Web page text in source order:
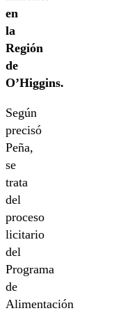
en
la
Región
de
O’Higgins.
Según
precisó
Peña,
se
trata
del
proceso
licitario
del
Programa
de
Alimentación